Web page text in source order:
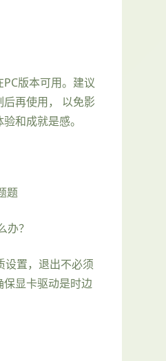
版本可用。建议
再使用， 以免影
和成就是感。
题
办？
设置，退出不必须
显卡驱动是时边